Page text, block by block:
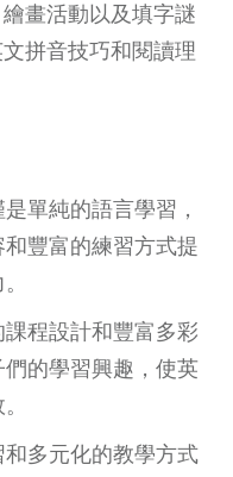
畫活動以及填字謎
拼音技巧和閱讀理
單純的語言學習，
豐富的練習方式提
程設計和豐富多彩
的學習興趣，使英
多元化的教學方式